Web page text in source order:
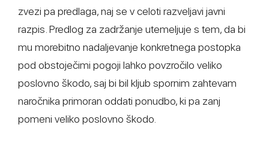
zvezi pa predlaga, naj se v celoti razveljavi javni
razpis. Predlog za zadržanje utemeljuje s tem, da bi
mu morebitno nadaljevanje konkretnega postopka
pod obstoječimi pogoji lahko povzročilo veliko
poslovno škodo, saj bi bil kljub spornim zahtevam
naročnika primoran oddati ponudbo, ki pa zanj
pomeni veliko poslovno škodo.